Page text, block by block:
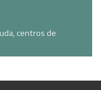
centros de